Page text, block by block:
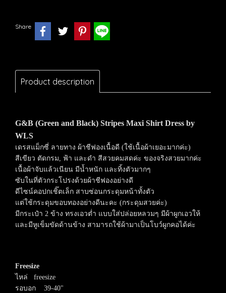
Share
Product description
G&B (Green and Black) Stripes Maxi Shirt Dress by
WLS
เดรสแม็กซี่ ลายทาง ผ้าชีฟองเนื้อดี (ใช้เนื้อผ้าเยอะมากค่ะ)
สีเขียว ตัดกรม, ฟ้า และดำ สีสวยคมสดค่ะ ของจริงสวยมากค่ะ
เนื้อผ้าจับแล้วเนียน มีน้ำหนัก และทิ้งตัวมากๆ
ซับในที่ตัวกระโปรงด้วยผ้าชีฟองอย่างดี
ดีไซน์คอปกเชิ๊ตเล็ก สาบซ่อนกระดุมหน้าทั้งตัว
แต่ใช้กระดุมขอบทองอย่างดีนะคะ (กระดุมสวยค่ะ)
มีกระเป๋า 2 ข้าง ทรงเอวต่ำ แบบใส่ปล่อยหลวมๆ มีผ้าผูกเอวให้
และมีหูเข็มขัดด้านข้าง สามารถใช้ผ้ามาเป็นโบว์ผูกคอได้ค่ะ
Freesize
ไหล่ freesize
รอบอก 39-40"